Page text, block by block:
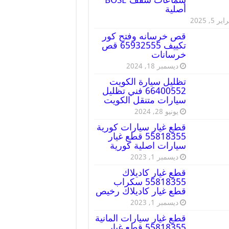
أصلية
5, 2025
قص خرسانه وفتح كور
تكييف 65932555 قص
خرسانات
ديسمبر 18, 2024
تظليل سيارة الكويت
66400552 فني تظليل
سيارات متنقل الكويت
يونيو 28, 2024
قطع غيار سيارات كورية
55818355 قطع غيار
سيارات اصلية كورية
ديسمبر 1, 2023
قطع غيار كاديلاك
55818355 سكراب
قطع غيار كاديلاك رخيص
ديسمبر 1, 2023
قطع غيار سيارات المانية